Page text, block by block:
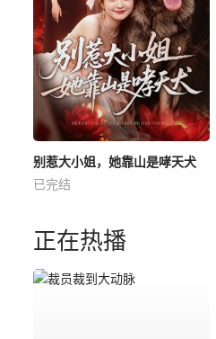
别惹大小姐，她靠山是哮天犬
已完结
正在热播